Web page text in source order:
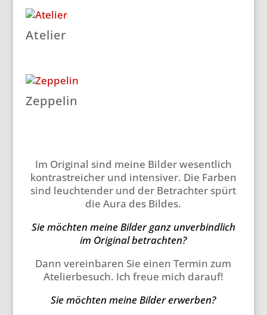
Atelier
Zeppelin
Im Original sind meine Bilder wesentlich
kontrastreicher und intensiver. Die Farben
sind leuchtender und der Betrachter spürt
die Aura des Bildes.
Sie möchten meine Bilder ganz unverbindlich
im Original betrachten?
Dann vereinbaren Sie einen Termin zum
Atelierbesuch. Ich freue mich darauf!
Sie möchten meine Bilder erwerben?